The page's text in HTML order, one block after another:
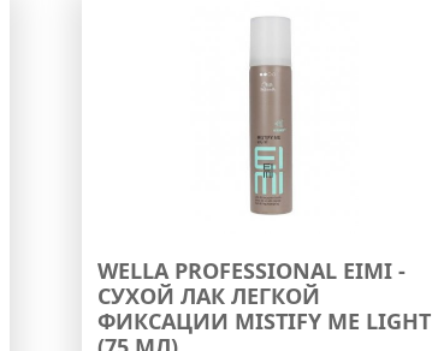
WELLA PROFESSIONAL EIMI -
СУХОЙ ЛАК ЛЕГКОЙ
ФИКСАЦИИ MISTIFY ME LIGHT